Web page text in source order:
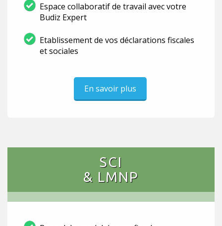
Espace collaboratif de travail avec votre
Budiz Expert
Etablissement de vos déclarations fiscales
et sociales
En savoir plus
SCI
& LMNP